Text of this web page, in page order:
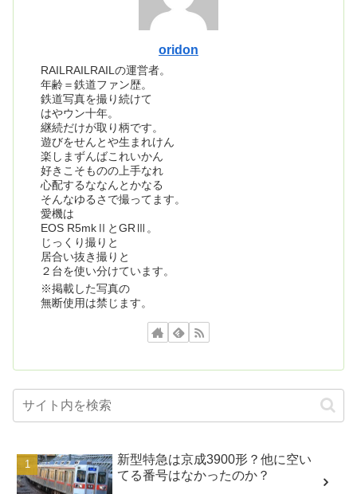
oridon
RAILRAILRAILの運営者。
年齢＝鉄道ファン歴。
鉄道写真を撮り続けて
はやウン十年。
継続だけが取り柄です。
遊びをせんとや生まれけん
楽しまずんばこれいかん
好きこそものの上手なれ
心配するななんとかなる
そんなゆるさで撮ってます。
愛機は
EOS R5mkⅡとGRⅢ。
じっくり撮りと
居合い抜き撮りと
２台を使い分けています。
※掲載した写真の
無断使用は禁じます。
新型特急は京成3900形？他に空い
てる番号はなかったのか？